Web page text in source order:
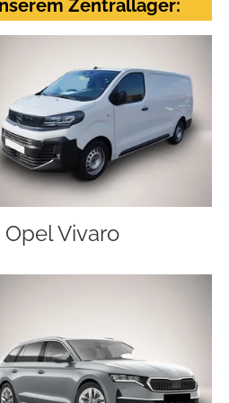
Zentrallager:
Opel Vivaro